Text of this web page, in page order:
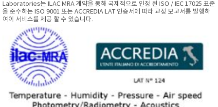
Laboratories는 ILAC MRA 계약을 통해 국제적으로 인정 된 ISO / IEC 17025 표준
을 준수하는 ISO 9001 또는 ACCREDIA LAT 인증서에 따라 교정 보고서를 발행하
여이 서비스를 제공 할 수 있습니다.